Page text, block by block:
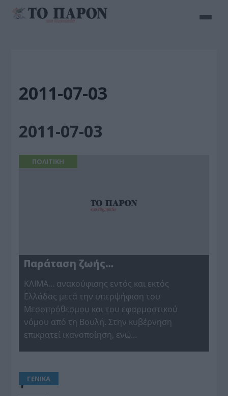
2011-07-03
2011-07-03
ΠΟΛΙΤΙΚΗ
Παράταση ζωής…
ΚΛΙΜΑ… ανακούφισης εντός και εκτός
Ελλάδας μετά την υπερψήφιση του
Μεσοπρόθεσμου και του εφαρμοστικού
νόμου από τη Βουλή. Στην κυβέρνηση
επικρατεί ικανοποίηση, ενώ…
ΓΕΝΙΚΑ
1